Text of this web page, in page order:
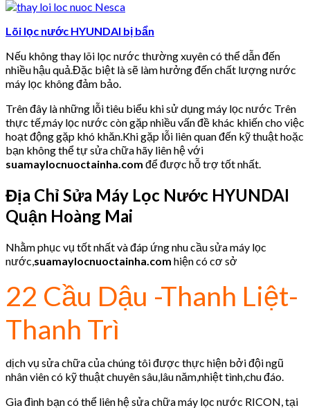
Lõi lọc nước HYUNDAI bị bẩn
Nếu không thay lõi lọc nước thường xuyên có thể dẫn đến
nhiều hậu quả.Đặc biệt là sẽ làm hưởng đến chất lượng nước
máy lọc không đảm bảo.
Trên đây là những lỗi tiêu biểu khi sử dụng máy lọc nước Trên
thực tế,máy lọc nước còn gặp nhiều vấn đề khác khiến cho việc
hoạt động gặp khó khăn.Khi gặp lỗi liên quan đến kỹ thuật hoặc
bạn không thể tự sửa chữa hãy liên hệ với
suamaylocnuoctainha.com để được hỗ trợ tốt nhất.
Địa Chỉ Sửa Máy Lọc Nước HYUNDAI
Quận Hoàng Mai
Nhằm phục vụ tốt nhất và đáp ứng nhu cầu sửa máy lọc
nước, suamaylocnuoctainha.com hiện có cơ sở
22 Cầu Dậu -Thanh Liệt-
Thanh Trì
dịch vụ sửa chữa của chúng tôi được thực hiện bởi đội ngũ
nhân viên có kỹ thuật chuyên sâu,lâu năm,nhiệt tình,chu đáo.
Gia đình bạn có thể liên hệ sửa chữa máy lọc nước RICON, tại